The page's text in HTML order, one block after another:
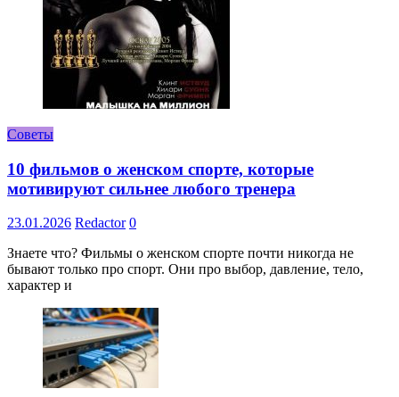
Советы
10 фильмов о женском спорте, которые
мотивируют сильнее любого тренера
23.01.2026 Redactor 0
Знаете что? Фильмы о женском спорте почти никогда не
бывают только про спорт. Они про выбор, давление, тело,
характер и